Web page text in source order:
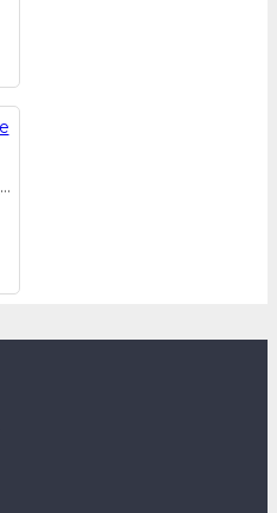
Türk Musıkisi Nazariyatı ve Usulleri-Kudüm Velveleleri